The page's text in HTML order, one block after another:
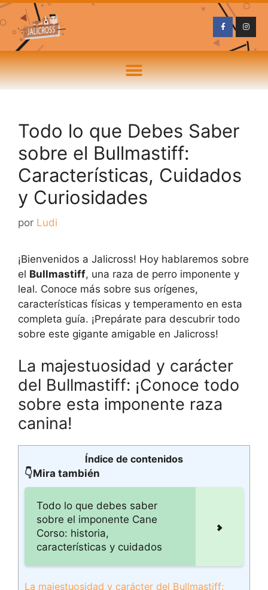
Todo lo que Debes Saber
sobre el Bullmastiff:
Características, Cuidados
y Curiosidades
por Ludi
¡Bienvenidos a Jalicross! Hoy hablaremos sobre
el Bullmastiff, una raza de perro imponente y
leal. Conoce más sobre sus orígenes,
características físicas y temperamento en esta
completa guía. ¡Prepárate para descubrir todo
sobre este gigante amigable en Jalicross!
La majestuosidad y carácter
del Bullmastiff: ¡Conoce todo
sobre esta imponente raza
canina!
Índice de contenidos
👇Mira también
Todo lo que debes saber
sobre el imponente Cane
Corso: historia,
características y cuidados
La majestuosidad y carácter del Bullmastiff: